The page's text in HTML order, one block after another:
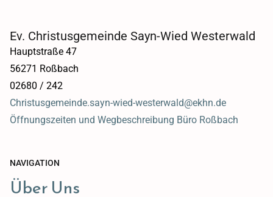
Ev. Christusgemeinde Sayn-Wied Westerwald
Hauptstraße 47
56271 Roßbach
02680 / 242
Christusgemeinde.sayn-wied-westerwald@ekhn.de
Öffnungszeiten und Wegbeschreibung Büro Roßbach
NAVIGATION
Über Uns